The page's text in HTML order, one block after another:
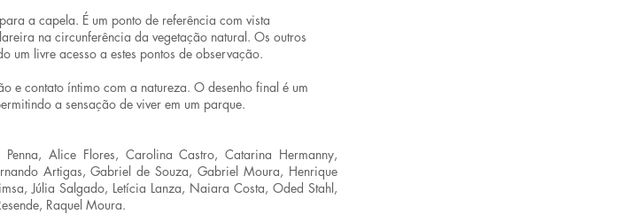
a capela. É um ponto de referência com vista
na circunferência da vegetação natural. Os outros
um livre acesso a estes pontos de observação.
e contato íntimo com a natureza. O desenho final é um
a sensação de viver em um parque.
Alice Flores, Carolina Castro, Catarina Hermanny,
Artigas, Gabriel de Souza, Gabriel Moura, Henrique
Júlia Salgado, Letícia Lanza, Naiara Costa, Oded Stahl,
Raquel Moura.